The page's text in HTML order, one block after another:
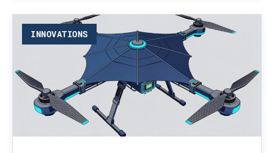
INNOVATIONS